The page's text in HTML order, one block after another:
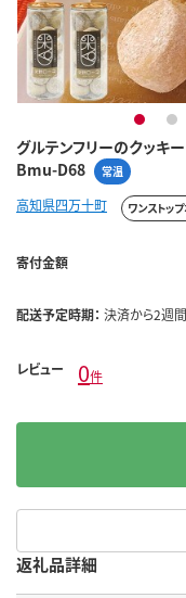
グルテンフリーのクッキ
Bmu-D68
常温
1 2
高知県四万十町 ワンストッ
寄付金額
配送予定時期： 決済から2週
レビュー 0件
返礼品詳細